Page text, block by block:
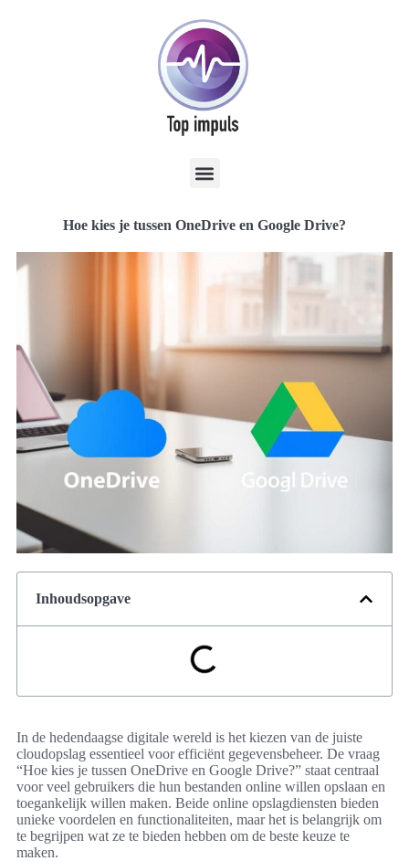
Hoe kies je tussen OneDrive en Google Drive?
Inhoudsopgave
In de hedendaagse digitale wereld is het kiezen van de juiste
cloudopslag essentieel voor efficiënt gegevensbeheer. De vraag
“Hoe kies je tussen OneDrive en Google Drive?” staat centraal
voor veel gebruikers die hun bestanden online willen opslaan en
toegankelijk willen maken. Beide online opslagdiensten bieden
unieke voordelen en functionaliteiten, maar het is belangrijk om
te begrijpen wat ze te bieden hebben om de beste keuze te
maken.